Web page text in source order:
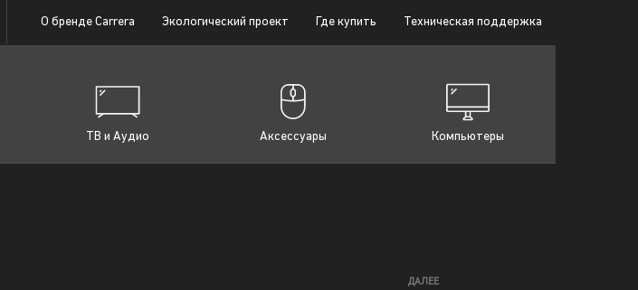
О бренде Carrera Экологический проект Где купить Техническая поддержка
ТВ и Аудио Аксессуары Компьютеры
ДАЛЕЕ